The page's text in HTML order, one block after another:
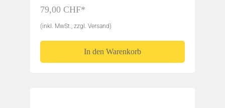
79,00 CHF*
(inkl. MwSt., zzgl. Versand)
In den Warenkorb